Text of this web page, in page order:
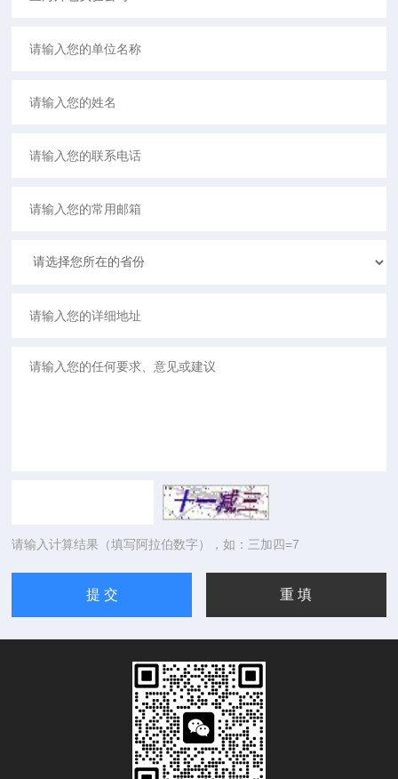
请输入计算结果（填写阿拉伯数字），如：三加四=7